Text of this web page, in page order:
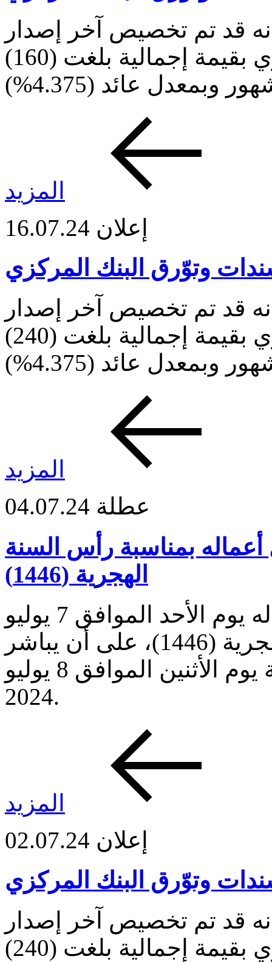
قد تم تخصيص آخر إصدار
لسندات وتوّرق البنك المركزي بقيمة إجمالية بلغت (160)
المزيد
16.07.24 إعلان
وتوّرق البنك المركزي
قد تم تخصيص آخر إصدار
لسندات وتوّرق البنك المركزي بقيمة إجمالية بلغت (240)
المزيد
04.07.24 عطلة
بمناسبة رأس السنة
الهجرية (1446)
يعطّل بنك الكويت المركزي أعماله يوم الأحد الموافق 7 يوليو
2024 بمناسبة رأس السنة الهجرية (1446)، على أن يباشر
أعماله في أوقات العمل الرسمية يوم الأثنين الموافق 8 يوليو
2024.
المزيد
02.07.24 إعلان
وتوّرق البنك المركزي
قد تم تخصيص آخر إصدار
لسندات وتوّرق البنك المركزي بقيمة إجمالية بلغت (240)